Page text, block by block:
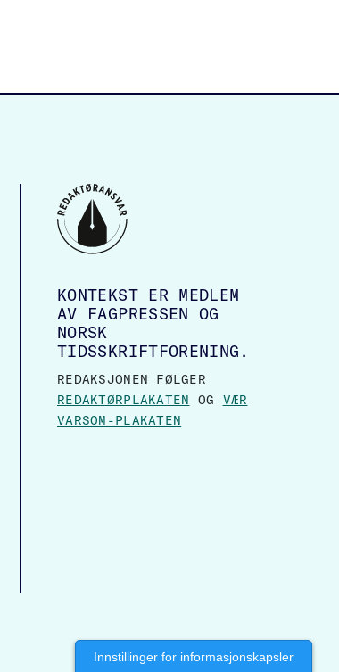
KONTEKST ER MEDLEM
AV FAGPRESSEN OG
NORSK
TIDSSKRIFTFORENING.
REDAKSJONEN FØLGER
REDAKTØRPLAKATEN OG VÆR
VARSOM-PLAKATEN
Innstillinger for informasjonskapsler